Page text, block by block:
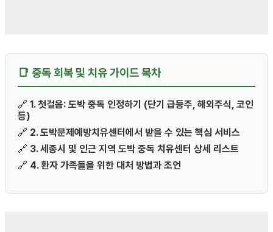
📑 중독 회복 및 치유 가이드 목차
🔗 1. 첫걸음: 도박 중독 인정하기 (단기 급등주, 해외주식, 코인
등)
🔗 2. 도박문제예방치유센터에서 받을 수 있는 핵심 서비스
🔗 3. 세종시 및 인근 지역 도박 중독 치유센터 상세 리스트
🔗 4. 환자 가족들을 위한 대처 방법과 조언